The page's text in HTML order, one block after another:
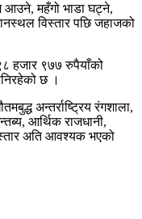
आउने, महँगो भाडा घट्ने,
विस्तार पछि जहाजको
हजार ९७७ रुपैयाँको
छ ।
अन्तर्राष्ट्रिय रंगशाला,
आर्थिक राजधानी,
अति आवश्यक भएको